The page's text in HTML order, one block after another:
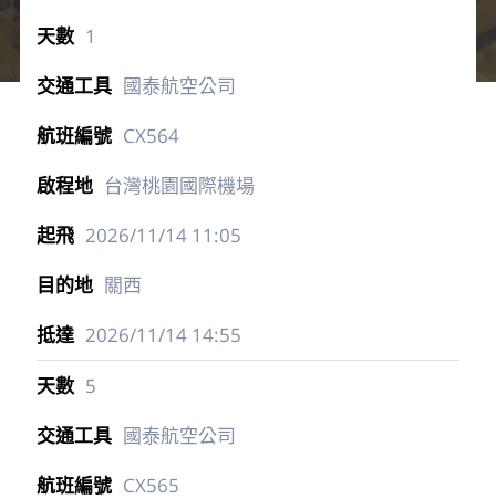
1
國泰航空公司
CX564
台灣桃園國際機場
2026/11/1411:05
關西
2026/11/1414:55
5
國泰航空公司
CX565